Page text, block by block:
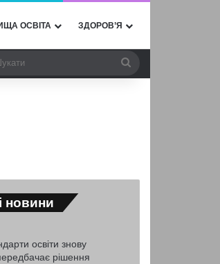
ОСВІТА ЗДОРОВ’Я
стаття
skin
новини
освіти знову
рішення